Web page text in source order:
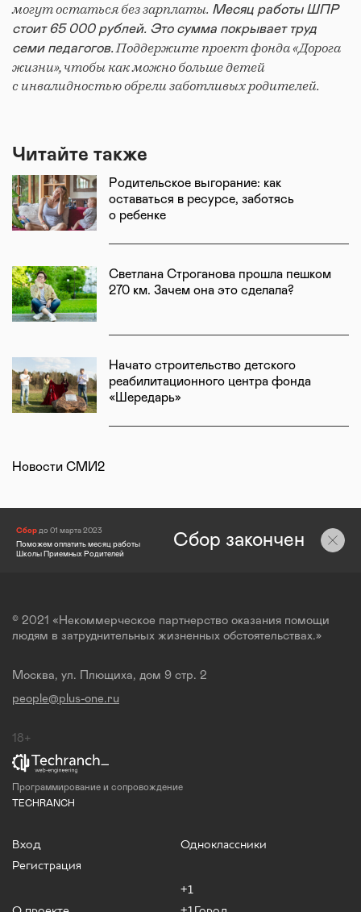
могут остаться без зарплаты. Месяц работы ШПР
стоит 65 000 рублей. Это сумма покрывает труд
семи педагогов.Поддержите проект фонда «Дорога
жизни», чтобы как можно больше детей
с инвалидностью обрели заботливых родителей.
Читайте также
Родительское выгорание: как
оставаться в ресурсе, заботясь
о ребенке
Светлана Строганова прошла пешком
270 км. Зачем она это сделала?
Начато строительство детского
реабилитационного центра фонда
«Шередарь»
Новости СМИ2
Сбор до 01 марта 2023
Поможем оплатить месяц работы
Школы Приемных Родителей
Сбор закончен
© 2021 «Некоммерческое партнерство оказания помощи
людям в затруднительных жизненных обстоятельствах.»
Москва, ул. Плющиха, дом 9 стр. 2
people@plus-one.ru
18+
Программирование и сопровождение
TECHRANCH
Вход
Регистрация
Одноклассники
+1